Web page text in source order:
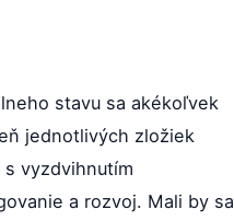
stavu sa akékoľvek
jednotlivých zložiek
vyzdvihnutím
a rozvoj. Mali by sa